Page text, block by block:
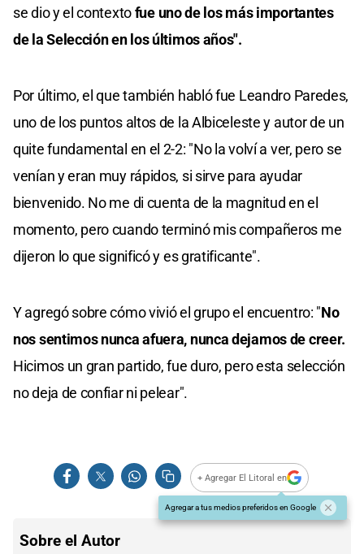
se dio y el contextofue uno de los más importantes
de la Selección en los últimos años".
Por último, el que también habló fue Leandro Paredes,
uno de los puntos altos de la Albiceleste y autor de un
quite fundamental en el 2-2: "No la volví a ver, pero se
venían y eran muy rápidos, si sirve para ayudar
bienvenido. No me di cuenta de la magnitud en el
momento, pero cuando terminó mis compañeros me
dijeron lo que significó y es gratificante".
Y agregó sobre cómo vivió el grupo el encuentro: "No
nos sentimos nunca afuera, nunca dejamos de creer.
Hicimos un gran partido, fue duro, pero esta selección
no deja de confiar ni pelear".
+ Agregar El Litoral en
Agregar a tus medios preferidos en Google
Sobre el Autor